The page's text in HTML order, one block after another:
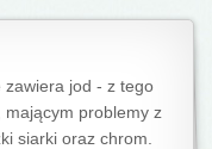
zawiera jod - z tego
mającym problemy z
siarki oraz chrom.